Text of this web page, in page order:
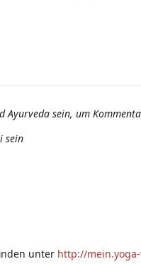
sein, um
sein
unter http://